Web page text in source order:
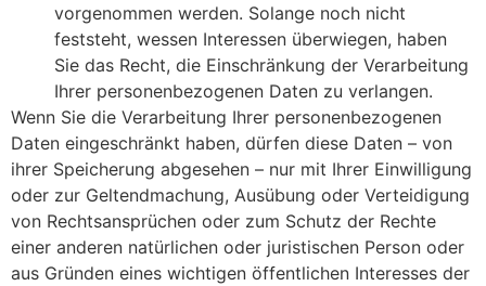
vorgenommen werden. Solange noch nicht
feststeht, wessen Interessen überwiegen, haben
Sie das Recht, die Einschränkung der Verarbeitung
Ihrer personenbezogenen Daten zu verlangen.
Wenn Sie die Verarbeitung Ihrer personenbezogenen
Daten eingeschränkt haben, dürfen diese Daten – von
ihrer Speicherung abgesehen – nur mit Ihrer Einwilligung
oder zur Geltendmachung, Ausübung oder Verteidigung
von Rechtsansprüchen oder zum Schutz der Rechte
einer anderen natürlichen oder juristischen Person oder
aus Gründen eines wichtigen öffentlichen Interesses der